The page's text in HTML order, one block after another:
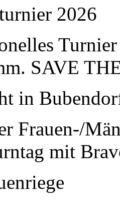
2026
SAVE
in
Frauen-/
mit